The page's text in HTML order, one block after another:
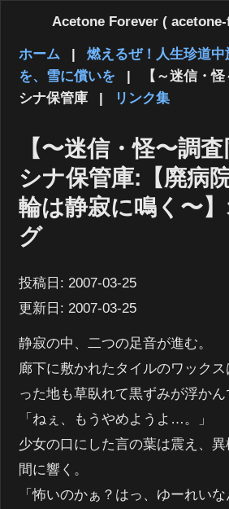
Acetone Forever (
ホーム 燃えるぜ！人生珍道中
を、雪に償いを
【～迷信・
シナ保管庫
リンク集
【〜迷信・怪〜調
シナ保管庫:【廃病
輪は静寂に鳴く〜
グ
投稿日: 2007-03-25
更新日: 2007-03-25
静寂の中、二つの足音が進む。
廊下に敷かれたタイルのワック
った地も草臥れて黒ずみが浮かん
「ねぇ、もうやめようよ…。」
少女の口にした言の葉は震え、
間に響く。
「怖いのかぁ？はっ、ゆーれい